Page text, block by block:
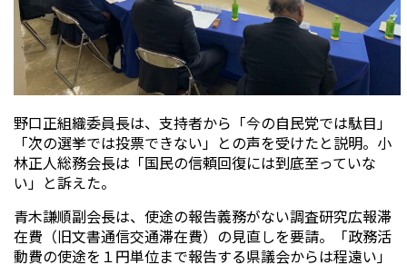
野口正組織委員長は、支持者から「今の自民党では駄目」
「次の選挙では投票できない」との声を受けたと説明。小
林正人総務会長は「国民の信頼回復には到底至っていな
い」と訴えた。
青木謙順副会長は、使途の報告義務がない調査研究広報滞
在費（旧文書通信交通滞在費）の見直しを要請。「政務活
動費の使途を１円単位まで報告する県議会からは程遠い」